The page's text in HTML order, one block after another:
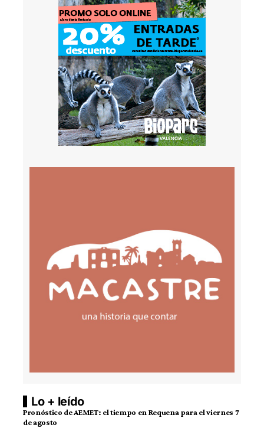
Lo + leído
Pronóstico de AEMET: el tiempo en Requena para el viernes 7
de agosto